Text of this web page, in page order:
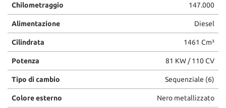
Chilometraggio 147.000
Alimentazione Diesel
Cilindrata 1461 Cm³
Potenza 81 KW / 110 CV
Tipo di cambio Sequenziale (6)
Colore esterno Nero metallizzato
questi
di
tracciamento
si
rimanda
alla
cookie
policy.
rivedere